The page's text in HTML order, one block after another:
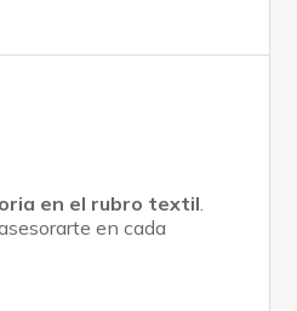
en el rubro textil.
en cada